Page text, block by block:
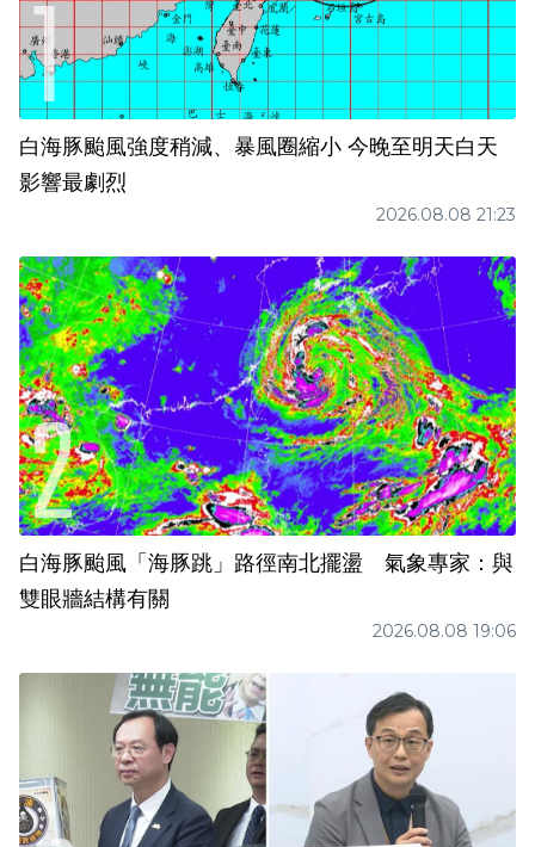
白海豚颱風強度稍減、暴風圈縮小 今晚至明天白天
影響最劇烈
2026.08.08 21:23
白海豚颱風「海豚跳」路徑南北擺盪 氣象專家：與
雙眼牆結構有關
2026.08.08 19:06